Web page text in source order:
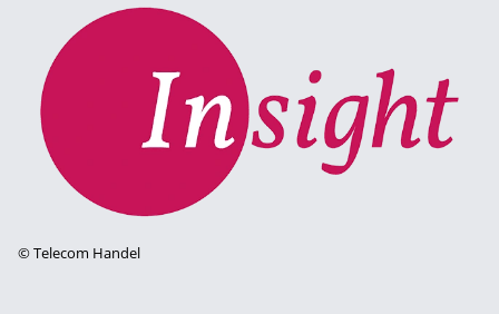
©Telecom Handel